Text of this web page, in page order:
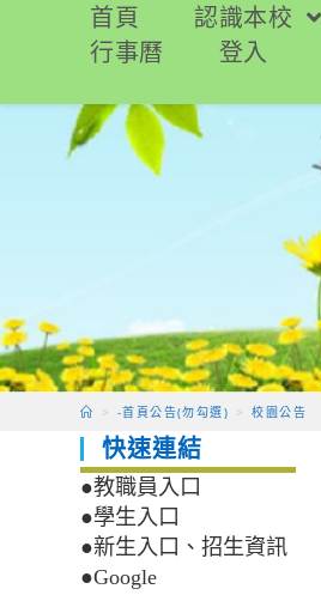
要
首頁 認識本校
行事曆
登入
> -首頁公告(勿勾選) > 校園公告
快速連結
●教職員入口
●學生入口
●新生入口、招生資訊
●Google